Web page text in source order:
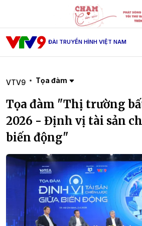
ĐÀI TRUYỀN HÌNH VIỆT NAM
VTV9 Tọa đàm
Tọa đàm "Thị trường
2026 - Định vị tài sản
biến động"